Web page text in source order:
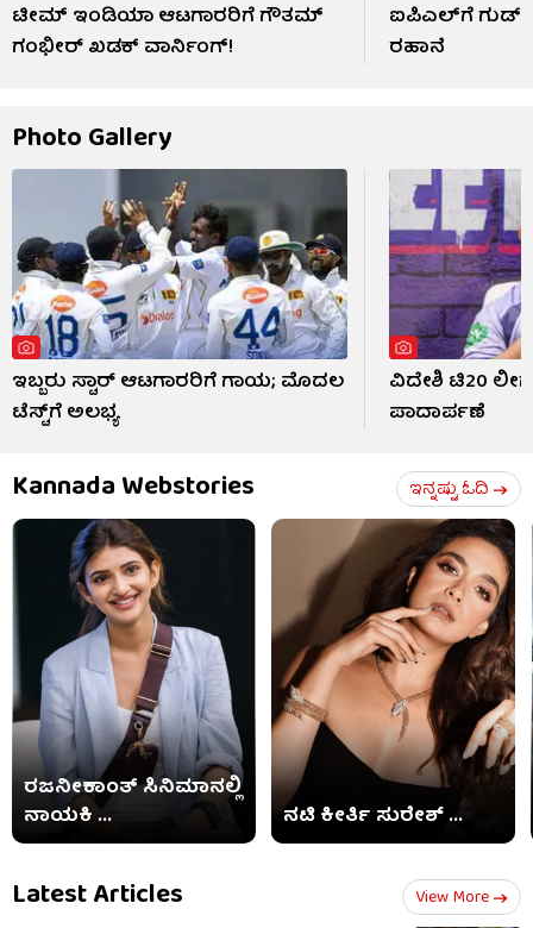
ಟೀಮ್ ಇಂಡಿಯಾ ಆಟಗಾರರಿಗೆ ಗೌತಮ್
ಗಂಭೀರ್ ಖಡಕ್ ವಾರ್ನಿಂಗ್!
ಐಪಿಎಲ್​ಗೆ ಗುಡ್
ರಹಾನೆ
Photo Gallery
ಇಬ್ಬರು ಸ್ಟಾರ್ ಆಟಗಾರರಿಗೆ ಗಾಯ; ಮೊದಲ
ಟೆಸ್ಟ್​ಗೆ ಅಲಭ್ಯ
ವಿದೇಶಿ ಟಿ20
ಪಾದಾರ್ಪಣೆ
Kannada Webstories ಇನ್ನಷ್ಟು ಓದಿ
ರಜನೀಕಾಂತ್ ಸಿನಿಮಾನಲ್ಲಿ
ನಾಯಕಿ ...
ನಟಿ ಕೀರ್ತಿ ಸುರೇಶ್ ...
Latest Articles View More